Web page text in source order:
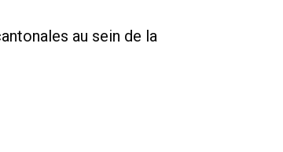
au sein de la